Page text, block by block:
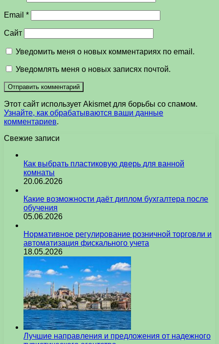
Email *
Сайт
Уведомить меня о новых комментариях по email.
Уведомлять меня о новых записях почтой.
Этот сайт использует Akismet для борьбы со спамом.
Узнайте, как обрабатываются ваши данные
комментариев.
Свежие записи
Как выбрать пластиковую дверь для ванной
комнаты
20.06.2026
Какие возможности даёт диплом бухгалтера после
обучения
05.06.2026
Нормативное регулирование розничной торговли и
автоматизация фискального учета
18.05.2026
Лучшие направления и предложения от надежного